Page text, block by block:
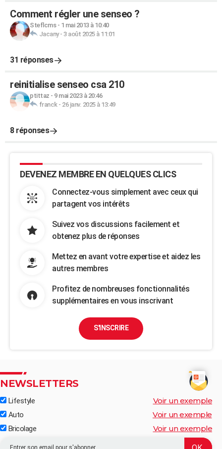
Comment régler une senseo ?
Steflcms- 1 mai 2013 à 10:40
Jacany- 3 août 2025 à 11:01
31 réponses
reinitialise senseo csa 210
ptittaz - 9 mai 2023 à 20:46
franck- 26 janv. 2025 à 13:49
8 réponses
DEVENEZ MEMBRE EN QUELQUES CLICS
Connectez-vous simplement avec ceux qui
partagent vos intérêts
Suivez vos discussions facilement et
obtenez plus de réponses
Mettez en avant votre expertise et aidez les
autres membres
Profitez de nombreuses fonctionnalités
supplémentaires en vous inscrivant
S'INSCRIRE
NEWSLETTERS
Lifestyle Voir un exemple
Auto Voir un exemple
Bricolage Voir un exemple